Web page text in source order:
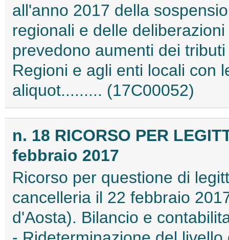
all'anno 2017 della
regionali e delle
prevedono aumenti dei
Regioni e agli enti locali con
aliquot......... (17C00052)
n. 18 RICORSO PER
febbraio 2017
Ricorso per questione di
cancelleria il 22 febbraio
d'Aosta). Bilancio e